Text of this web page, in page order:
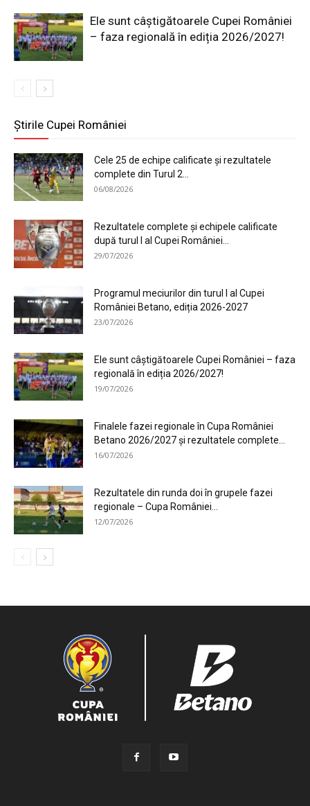
Ele sunt câștigătoarele Cupei României
– faza regională în ediția 2026/2027!
Știrile Cupei României
Cele 25 de echipe calificate și rezultatele
complete din Turul 2...
06/08/2026
Rezultatele complete și echipele calificate
după turul I al Cupei României...
29/07/2026
Programul meciurilor din turul I al Cupei
României Betano, ediția 2026-2027
23/07/2026
Ele sunt câștigătoarele Cupei României – faza
regională în ediția 2026/2027!
19/07/2026
Finalele fazei regionale în Cupa României
Betano 2026/2027 și rezultatele complete...
16/07/2026
Rezultatele din runda doi în grupele fazei
regionale – Cupa României...
12/07/2026